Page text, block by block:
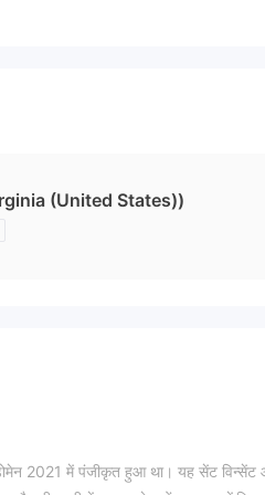
(United States))
2021 में पंजीकृत हुआ था। यह सेंट विन्सेंट